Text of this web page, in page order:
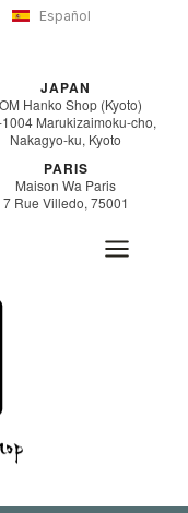
Español
JAPAN
Hanko Shop (Kyoto)
Marukizaimoku-cho,
Nakagyo-ku, Kyoto
PARIS
Maison Wa Paris
7 Rue Villedo, 75001